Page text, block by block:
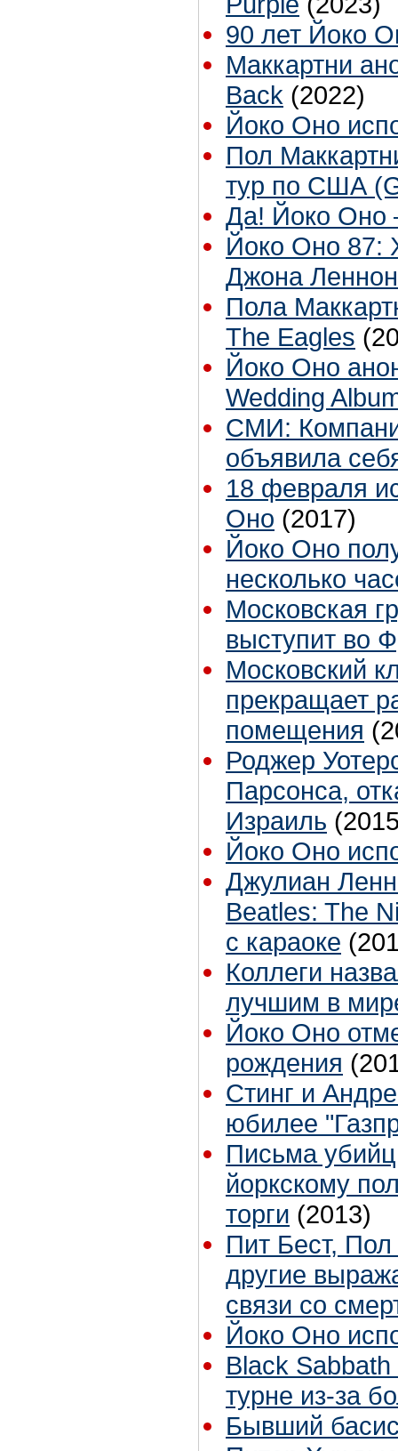
90 лет Йоко
Маккартни
Back (2022)
Йоко Оно
Пол
тур по США
Да! Йоко Оно
Йоко Оно 87:
Джона
Пола
The Eagles
Йоко Оно
Wedding
СМИ:
объявила
18 февраля
Оно (2017)
Йоко Оно
несколько
Московская
выступит во
Московский
прекращает
помещения
Роджер
Парсонса,
Израиль
Йоко Оно
Джулиан
Beatles: The
с караоке
Коллеги
лучшим в
Йоко Оно
рождения
Стинг и
юбилее
Письма
йоркскому
торги (2013)
Пит Бест,
другие
связи со
Йоко Оно
Black
турне из-за
Бывший